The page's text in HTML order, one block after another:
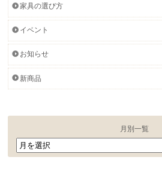
家具の選び方
イベント
お知らせ
新商品
月別一覧